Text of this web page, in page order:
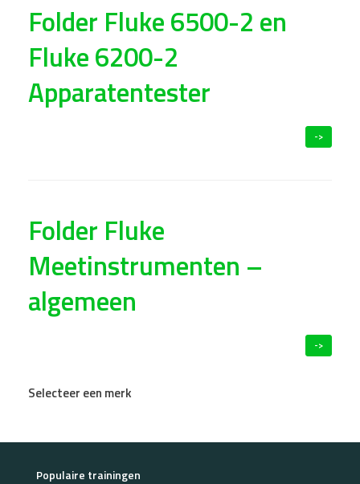
Folder Fluke 6500-2 en
Fluke 6200-2
Apparatentester
->
Folder Fluke
Meetinstrumenten –
algemeen
->
Selecteer een merk
Populaire trainingen